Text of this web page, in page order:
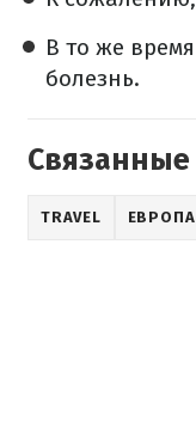
В то же
болезнь.
TRAVEL